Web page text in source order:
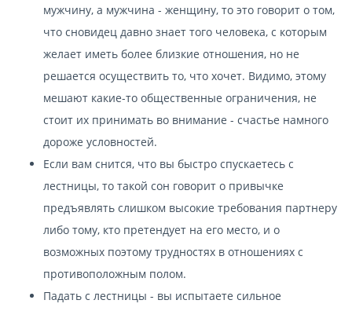
мужчину, а мужчина - женщину, то это говорит о том,
что сновидец давно знает того человека, с которым
желает иметь более близкие отношения, но не
решается осуществить то, что хочет. Видимо, этому
мешают какие-то общественные ограничения, не
стоит их принимать во внимание - счастье намного
дороже условностей.
Если вам снится, что вы быстро спускаетесь с
лестницы, то такой сон говорит о привычке
предъявлять слишком высокие требования партнеру
либо тому, кто претендует на его место, и о
возможных поэтому трудностях в отношениях с
противоположным полом.
Падать с лестницы - вы испытаете сильное